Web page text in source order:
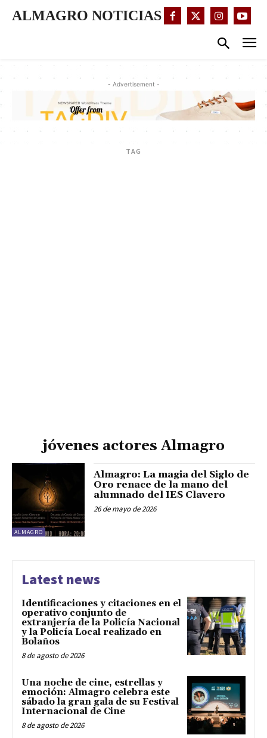
ALMAGRO NOTICIAS
- Advertisement -
TAG
jóvenes actores Almagro
ALMAGRO
Almagro: La magia del Siglo de
Oro renace de la mano del
alumnado del IES Clavero
26 de mayo de 2026
Latest news
Identificaciones y citaciones en el
operativo conjunto de
extranjería de la Policía Nacional
y la Policía Local realizado en
Bolaños
8 de agosto de 2026
Una noche de cine, estrellas y
emoción: Almagro celebra este
sábado la gran gala de su Festival
Internacional de Cine
8 de agosto de 2026